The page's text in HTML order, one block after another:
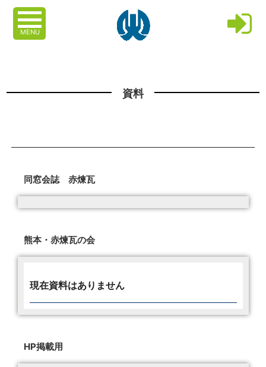
MENU
資料
同窓会誌 赤煉瓦
熊本・赤煉瓦の会
現在資料はありません
HP掲載用